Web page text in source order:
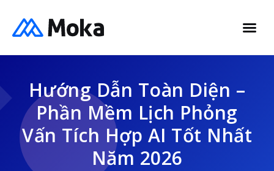
Hướng Dẫn Toàn Diện –
Phần Mềm Lịch Phỏng
Vấn Tích Hợp AI Tốt Nhất
Năm 2026